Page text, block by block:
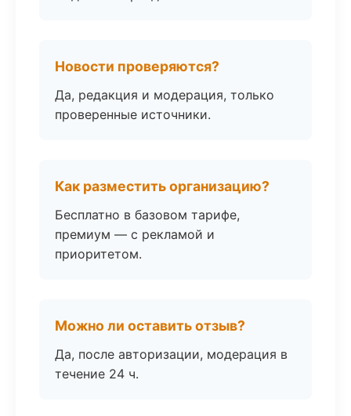
Новости проверяются?
Да, редакция и модерация, только
проверенные источники.
Как разместить организацию?
Бесплатно в базовом тарифе,
премиум — с рекламой и
приоритетом.
Можно ли оставить отзыв?
Да, после авторизации, модерация в
течение 24 ч.